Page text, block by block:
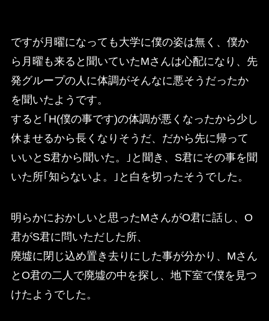
ですが月曜になっても大学に僕の姿は無く、僕か
ら月曜も来ると聞いていたMさんは心配になり、先
発グループの人に体調がそんなに悪そうだったか
を聞いたようです。
すると｢H(僕の事です)の体調が悪くなったから少し
休ませるから長くなりそうだ、だから先に帰って
いいとS君から聞いた。｣と聞き、S君にその事を聞
いた所｢知らないよ。｣と白を切ったそうでした。
明らかにおかしいと思ったMさんがO君に話し、O
君がS君に問いただした所、
廃墟に閉じ込め置き去りにした事が分かり、Mさん
とO君の二人で廃墟の中を探し、地下室で僕を見つ
けたようでした。